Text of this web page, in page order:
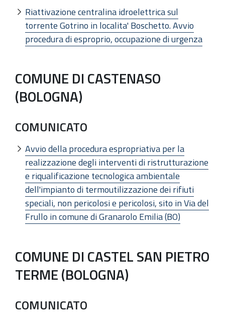
Riattivazione centralina idroelettrica sul
torrente Gotrino in localita' Boschetto. Avvio
procedura di esproprio, occupazione di urgenza
COMUNE DI CASTENASO
(BOLOGNA)
COMUNICATO
Avvio della procedura espropriativa per la
realizzazione degli interventi di ristrutturazione
e riqualificazione tecnologica ambientale
dell'impianto di termoutilizzazione dei rifiuti
speciali, non pericolosi e pericolosi, sito in Via del
Frullo in comune di Granarolo Emilia (BO)
COMUNE DI CASTEL SAN PIETRO
TERME (BOLOGNA)
COMUNICATO